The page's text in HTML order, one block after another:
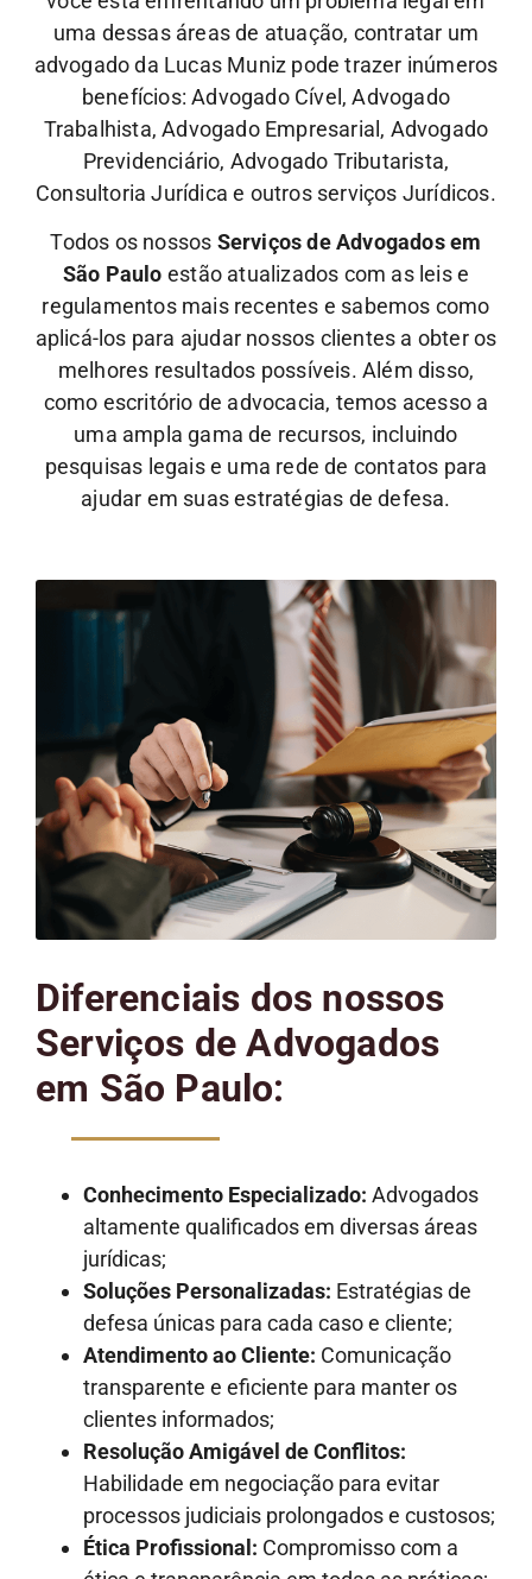
uma dessas áreas de atuação, contratar um
advogado da Lucas Muniz pode trazer inúmeros
benefícios: Advogado Cível, Advogado
Trabalhista, Advogado Empresarial, Advogado
Previdenciário, Advogado Tributarista,
Consultoria Jurídica e outros serviços Jurídicos.
Todos os nossos Serviços de Advogados em
São Paulo estão atualizados com as leis e
regulamentos mais recentes e sabemos como
aplicá-los para ajudar nossos clientes a obter os
melhores resultados possíveis. Além disso,
como escritório de advocacia, temos acesso a
uma ampla gama de recursos, incluindo
pesquisas legais e uma rede de contatos para
ajudar em suas estratégias de defesa.
Diferenciais dos nossos
Serviços de Advogados
em São Paulo:
Conhecimento Especializado: Advogados
altamente qualificados em diversas áreas
jurídicas;
Soluções Personalizadas: Estratégias de
defesa únicas para cada caso e cliente;
Atendimento ao Cliente: Comunicação
transparente e eficiente para manter os
clientes informados;
Resolução Amigável de Conflitos:
Habilidade em negociação para evitar
processos judiciais prolongados e custosos;
Ética Profissional: Compromisso com a